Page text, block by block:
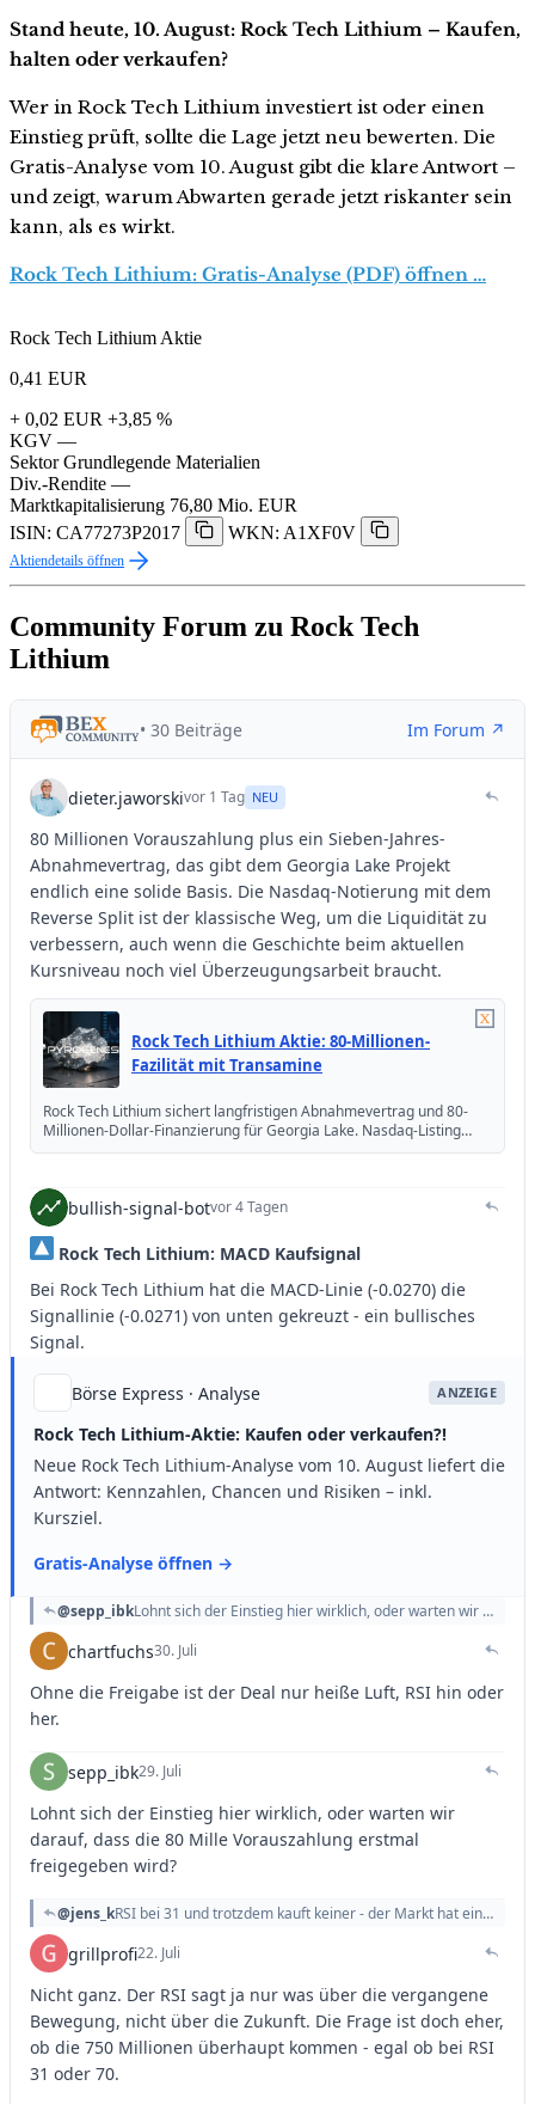
Stand heute, 10. August: Rock Tech Lithium – Kaufen,
halten oder verkaufen?
Wer in Rock Tech Lithium investiert ist oder einen
Einstieg prüft, sollte die Lage jetzt neu bewerten. Die
Gratis-Analyse vom 10. August gibt die klare Antwort –
und zeigt, warum Abwarten gerade jetzt riskanter sein
kann, als es wirkt.
Rock Tech Lithium: Gratis-Analyse (PDF) öffnen …
Rock Tech Lithium Aktie
0,41 EUR
+ 0,02 EUR +3,85 %
KGV —
Sektor Grundlegende Materialien
Div.-Rendite —
Marktkapitalisierung 76,80 Mio. EUR
ISIN: CA77273P2017
WKN: A1XF0V
Aktiendetails öffnen
Community Forum zu Rock Tech
Lithium